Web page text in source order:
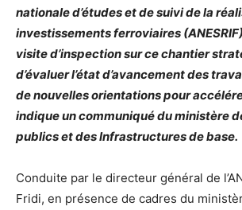
nationale d’études et de suivi de la
investissements ferroviaires
visite d’inspection sur ce chantier
d’évaluer l’état d’avancement des
de nouvelles orientations pour
indique un communiqué du ministère
publics et des Infrastructures de base.
Conduite par le directeur général de
Fridi, en présence de cadres du